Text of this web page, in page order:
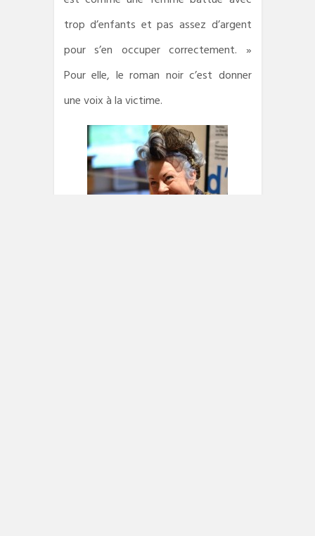
trop d’enfants et pas assez d’argent
pour s’en occuper correctement. »
Pour elle, le roman noir c’est donner
une voix à la victime.